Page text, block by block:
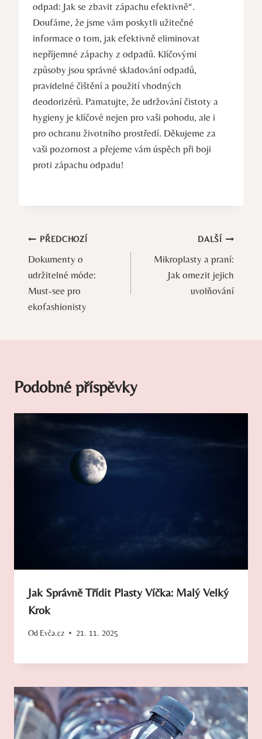
odpad: Jak se zbavit zápachu efektivně“.
Doufáme, že jsme ‍vám⁣ poskytli užitečné
informace o tom, jak efektivně eliminovat
nepříjemné zápachy z odpadů. Klíčovými
způsoby jsou ⁣správné skladování odpadů,
pravidelné čištění a použití vhodných
deodorizérů. Pamatujte, že udržování čistoty a
hygieny je klíčové nejen pro vaši pohodu, ⁢ale i ​
pro ochranu ​životního prostředí. Děkujeme za‍
vaši pozornost a přejeme vám ⁣úspěch při boji ​
proti zápachu odpadu!
Navigace
pro
příspěvek
PŘEDCHOZÍ
Dokumenty o
udržitelné móde:
Must-see pro
ekofashionisty
DALŠÍ
Mikroplasty a praní:
Jak omezit jejich
uvolňování
Podobné příspěvky
Jak Správně Třídit Plasty Víčka: Malý Velký
Krok
Od Evča.cz 21. 11. 2025